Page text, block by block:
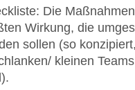
Die
Wirkung, die
sollen (so
kleinen